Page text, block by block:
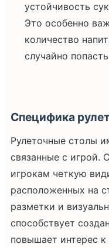
устойчивость
Это особенно
количество
случайно
Специфика
Рулеточные столы
связанные с игрой.
игрокам четкую
расположенных на
разметки и
способствует
повышает интерес к